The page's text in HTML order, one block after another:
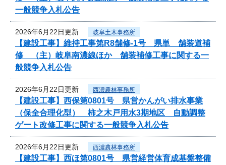
一般競争入札公告
2026年6月22日更新 岐阜土木事務所
【建設工事】維持工事第R8舗修-1号 県単 舗装道補
修 （主）岐阜南濃線ほか 舗装補修工事に関する一
般競争入札公告
2026年6月22日更新 西濃農林事務所
【建設工事】西保第0801号 県営かんがい排水事業
（保全合理化型） 柿之木戸用水3期地区 自動調整
ゲート改修工事に関する一般競争入札公告
2026年6月22日更新 西濃農林事務所
【建設工事】西ほ第0801号 県営経営体育成基盤整備